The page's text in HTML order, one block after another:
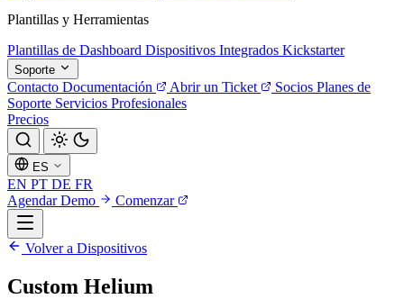
Plantillas y Herramientas
Plantillas de Dashboard Dispositivos Integrados Kickstarter
Soporte
Contacto Documentación Abrir un Ticket Socios Planes de
Soporte Servicios Profesionales
Precios
ES
EN PT DE FR
Agendar Demo
Comenzar
Volver a Dispositivos
Custom Helium